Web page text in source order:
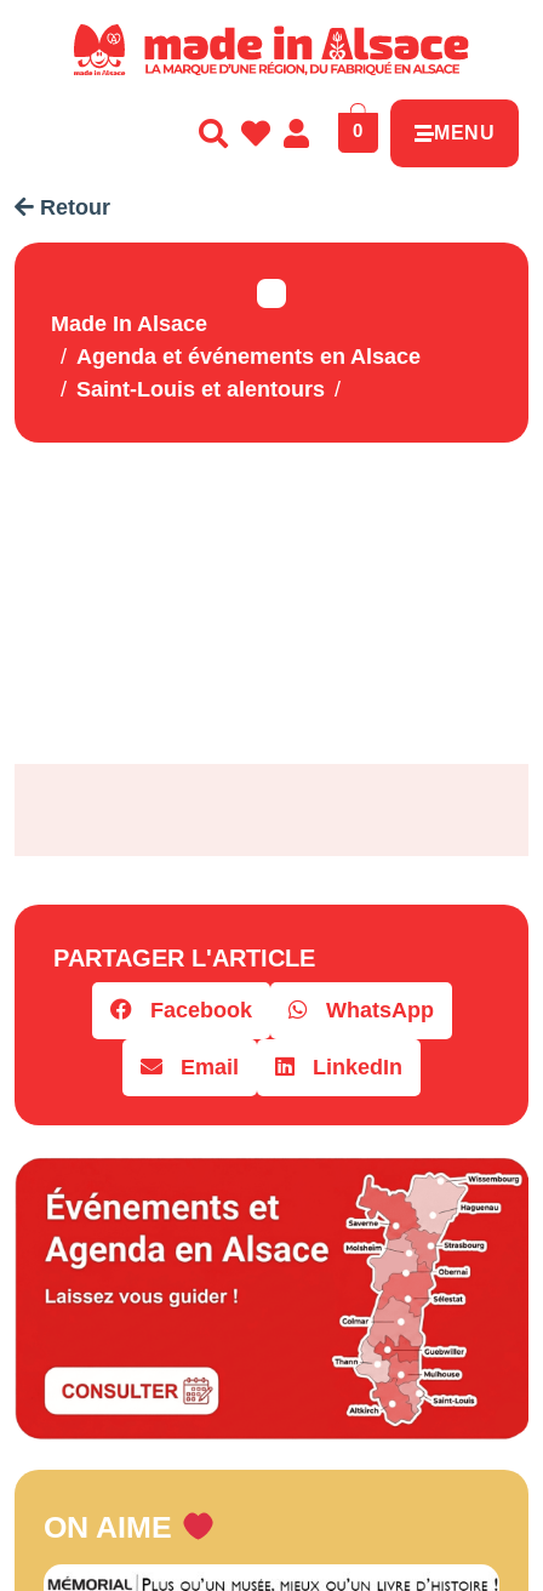
0 MENU
Retour
Made In Alsace
Agenda et événements en Alsace
Saint-Louis et alentours
PARTAGER L'ARTICLE
Facebook WhatsApp
Email LinkedIn
ON AIME